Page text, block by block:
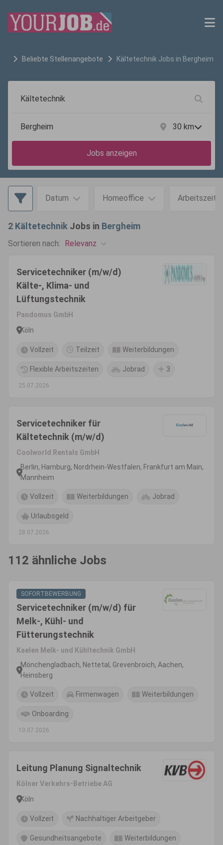
Beliebte Stellenangebote Kältetechnik Jobs in Bergheim
30 km
Jobs anzeigen
Datum Homeoffice Arbeitszeit
2 Kältetechnik Jobs in Bergheim
Sortieren nach: Relevanz
Servicetechniker (m/w/d)
Kälte-, Klima- und
Lüftungstechnik
Pandomus GmbH
Köln
Vollzeit Teilzeit Weiterbildungen
Flexible Arbeitszeiten Jobrad 3
25.07.2026
Servicetechniker für
Kältetechnik (m/w/d)
Coolworld Rentals GmbH
Berlin, Hamburg, Nordrhein-Westfalen, Frankfurt am Main,
Mannheim
Vollzeit Weiterbildungen Jobrad
Urlaubsgeld
28.07.2026
112 ähnliche Jobs
SOFORTBEWERBUNG
Servicetechniker (m/w/d) für
Melk-, Kühl- und
Fütterungstechnik
Kaelen Melk- und Kühltechnik GmbH
Mönchengladbach, Nettetal, Grevenbroich, Aachen,
Heinsberg
Vollzeit Firmenwagen Weiterbildungen
Onboarding
10.07.2026
Leitung Planung Signaltechnik
Kölner Verkehrs-Betriebe AG
Köln
Vollzeit Nachhaltiger Arbeitgeber
Gesundheitsangebote Weiterbildungen